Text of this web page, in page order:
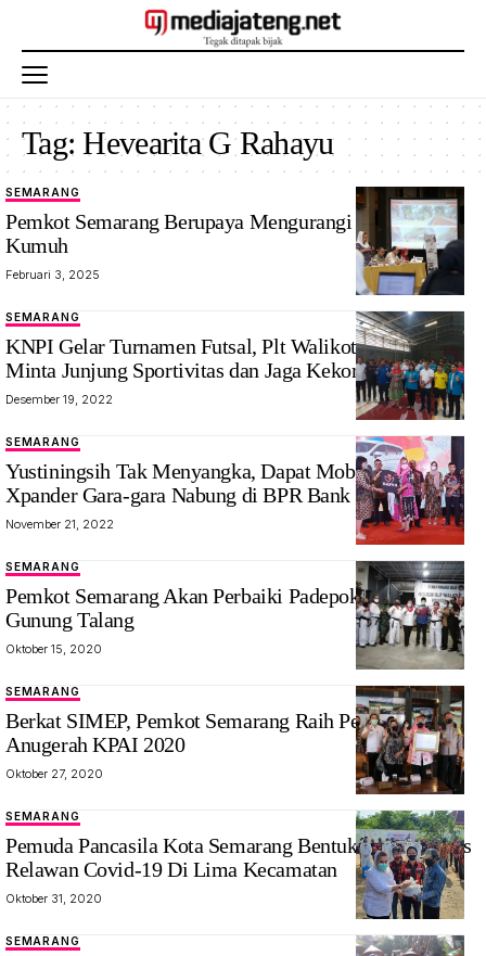
Tag:Hevearita G Rahayu
SEMARANG
Pemkot Semarang Berupaya Mengurangi Kawasan
Kumuh
Februari 3, 2025
SEMARANG
KNPI Gelar Turnamen Futsal, Plt Walikota Semarang
Minta Junjung Sportivitas dan Jaga Kekompakan
Desember 19, 2022
SEMARANG
Yustiningsih Tak Menyangka, Dapat Mobil Mitsubishi
Xpander Gara-gara Nabung di BPR Bank Pasar
November 21, 2022
SEMARANG
Pemkot Semarang Akan Perbaiki Padepokan Silat
Gunung Talang
Oktober 15, 2020
SEMARANG
Berkat SIMEP, Pemkot Semarang Raih Penghargaan
Anugerah KPAI 2020
Oktober 27, 2020
SEMARANG
Pemuda Pancasila Kota Semarang Bentuk Gugus Tugas
Relawan Covid-19 Di Lima Kecamatan
Oktober 31, 2020
SEMARANG